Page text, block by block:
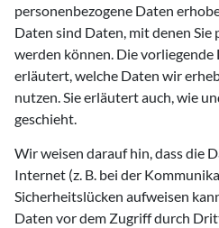
personenbezogene Daten
Daten sind Daten, mit denen
werden können. Die
erläutert, welche Daten wir
nutzen. Sie erläutert auch, wie
geschieht.
Wir weisen darauf hin, dass die
Internet (z. B. bei der
Sicherheitslücken aufweisen
Daten vor dem Zugriff durch